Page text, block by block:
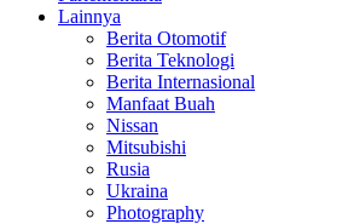
Lainnya
Berita Otomotif
Berita Teknologi
Berita Internasional
Manfaat Buah
Nissan
Mitsubishi
Rusia
Ukraina
Photography